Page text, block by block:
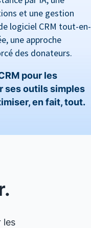
et une gestion
logiciel CRM tout-en-
une approche
des donateurs.
pour les
ses outils simples
en fait, tout.
les